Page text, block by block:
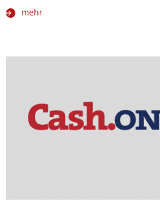
mehr